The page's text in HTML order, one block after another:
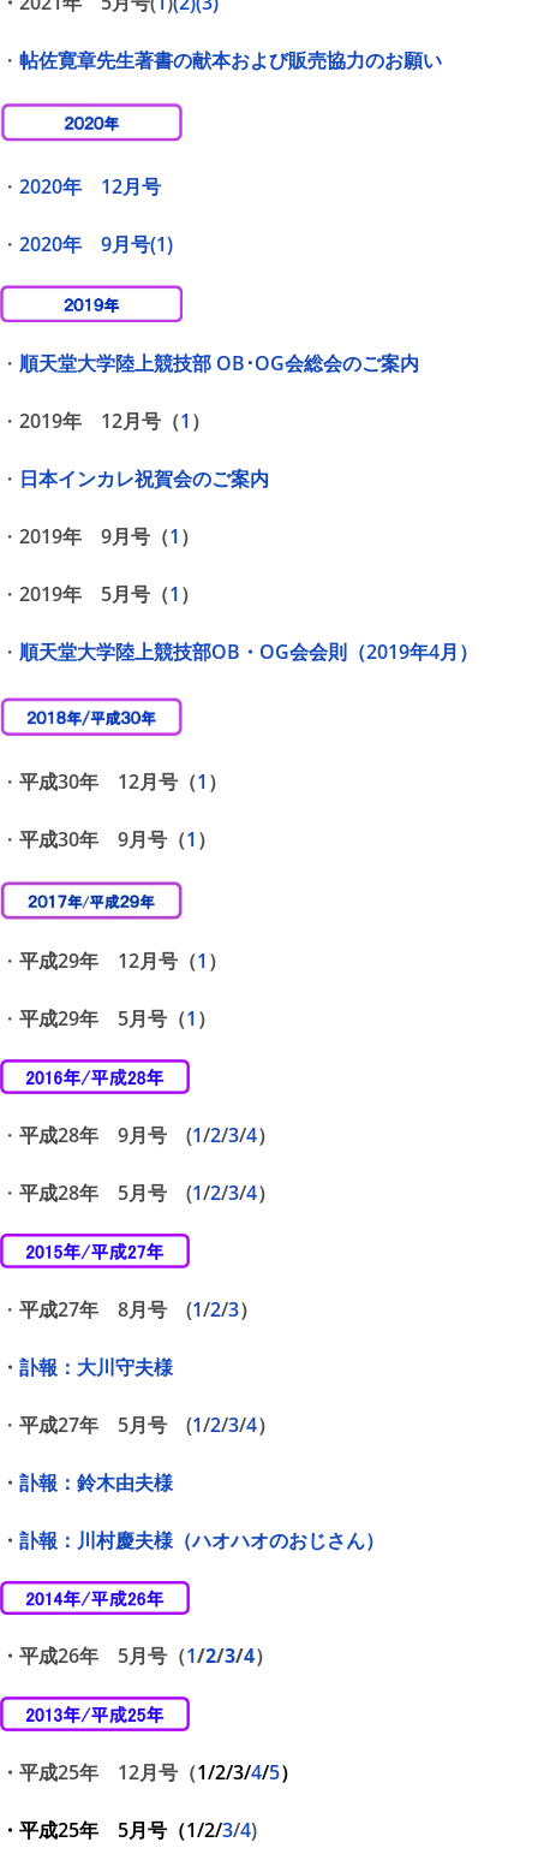
・ 帖佐寛章先生著書の献本および販売協力のお願い
・ 2020年 12月号
・ 2020年 9月号(1)
・ 順天堂大学陸上競技部 OB･OG会総会のご案内
・ 2019年 12月号（1 ）
・ 日本インカレ祝賀会のご案内
・ 2019年 9月号（1 ）
・ 2019年 5月号（1 ）
・ 順天堂大学陸上競技部OB・OG会会則（2019年4月）
・ 平成30年 12月号（1 ）
・ 平成30年 9月号（1 ）
・ 平成29年 12月号（1 ）
・ 平成29年 5月号（1 ）
・ 平成28年 9月号 (1/2/3/4）
・ 平成28年 5月号 (1/2/3/4）
・ 平成27年 8月号 (1/2/3）
・ 訃報：大川守夫様
・ 平成27年 5月号 (1/2/3/4）
・ 訃報：鈴木由夫様
・ 訃報：川村慶夫様（ハオハオのおじさん）
・平成26年 5月号（1/2/3/4）
・平成25年 12月号（1/2/3/4/5）
・平成25年 5月号（1/2/3/4)